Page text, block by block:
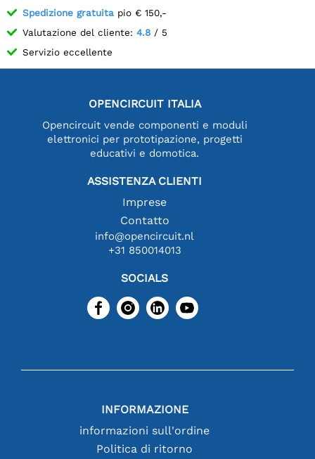
Spedizione gratuita pio € 150,-
Valutazione del cliente: 4.8 / 5
Servizio eccellente
OPENCIRCUIT ITALIA
Opencircuit vende componenti e moduli
elettronici per prototipazione, progetti
educativi e domotica.
ASSISTENZA CLIENTI
Imprese
Contatto
info@opencircuit.nl
+31 850014013
SOCIALS
INFORMAZIONE
informazioni sull'ordine
Politica di ritorno